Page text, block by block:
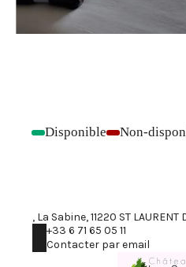
- Disponible - Non-
, La Sabine, 11220 ST LAURENT
+33 6 71 65 05 11
Contacter par email